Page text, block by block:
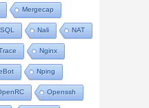
Mergecap
Nali NAT
Nginx
Nping
Openssh